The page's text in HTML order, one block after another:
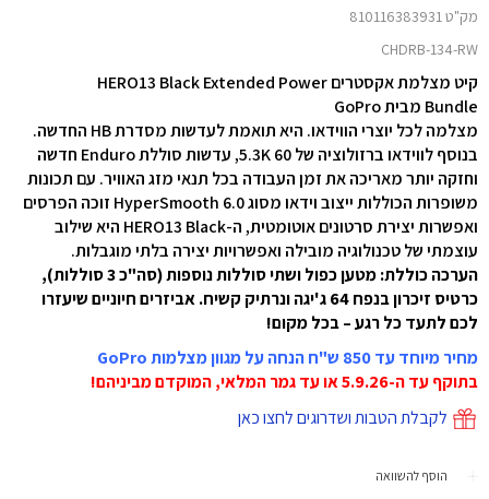
מק"ט 810116383931
CHDRB-134-RW
קיט מצלמת אקסטרים HERO13 Black Extended Power
Bundle מבית GoPro
מצלמה לכל יוצרי הווידאו. היא תואמת לעדשות מסדרת HB החדשה.
בנוסף לווידאו ברזולוציה של 5.3K 60, עדשות סוללת Enduro חדשה
וחזקה יותר מאריכה את זמן העבודה בכל תנאי מזג האוויר. עם תכונות
משופרות הכוללות ייצוב וידאו מסוג HyperSmooth 6.0 זוכה הפרסים
ואפשרות יצירת סרטונים אוטומטית, ה-HERO13 Black היא שילוב
עוצמתי של טכנולוגיה מובילה ואפשרויות יצירה בלתי מוגבלות.
הערכה כוללת: מטען כפול ושתי סוללות נוספות (סה"כ 3 סוללות),
כרטיס זיכרון בנפח 64 ג'יגה ונרתיק קשיח. אביזרים חיוניים שיעזרו
לכם לתעד כל רגע – בכל מקום!
מחיר מיוחד עד 850 ש"ח הנחה על מגוון מצלמות GoPro
בתוקף עד ה-5.9.26 או עד גמר המלאי, המוקדם מביניהם!
לקבלת הטבות ושדרוגים לחצו כאן
הוסף להשוואה